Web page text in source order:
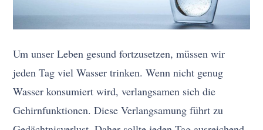
Um unser Leben gesund fortzusetzen, müssen wir
jeden Tag viel Wasser trinken. Wenn nicht genug
Wasser konsumiert wird, verlangsamen sich die
Gehirnfunktionen. Diese Verlangsamung führt zu